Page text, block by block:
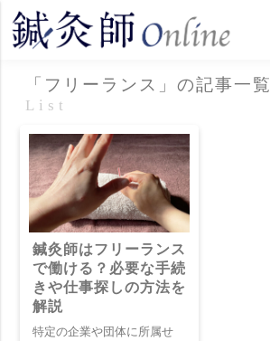
「フリーランス」の記事一覧
List
鍼灸師はフリーランス
で働ける？必要な手続
きや仕事探しの方法を
解説
特定の企業や団体に所属せ